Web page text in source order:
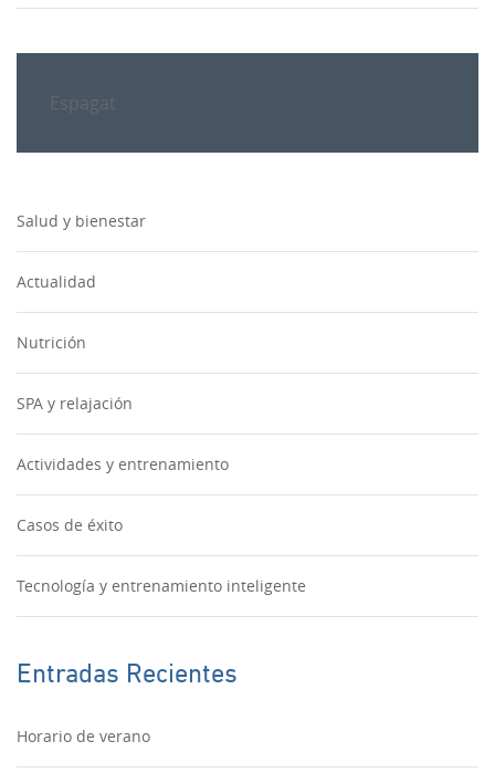
Espagat
Salud y bienestar
Actualidad
Nutrición
SPA y relajación
Actividades y entrenamiento
Casos de éxito
Tecnología y entrenamiento inteligente
Entradas Recientes
Horario de verano